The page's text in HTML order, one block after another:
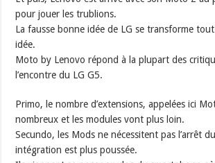
pour jouer les trublions.
La fausse bonne idée de LG se transforme
idée.
Moto by Lenovo répond à la plupart des
l’encontre du LG G5.
Primo, le nombre d’extensions, appelées ici
nombreux et les modules vont plus loin.
Secundo, les Mods ne nécessitent pas l’arrêt
intégration est plus poussée.